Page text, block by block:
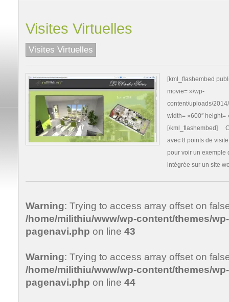
Visites Virtuelles
Visites Virtuelles
[kml_flashembed
movie= »/wp-
content/uploads/
width= »600″ height=
[/kml_flashembed]
avec 8 points de
pour voir un exemple
intégrée sur un site
Warning: Trying to access array offset on
/home/milithiu/www/wp-content/themes/
pagenavi.php on line 43
Warning: Trying to access array offset on
/home/milithiu/www/wp-content/themes/
pagenavi.php on line 44